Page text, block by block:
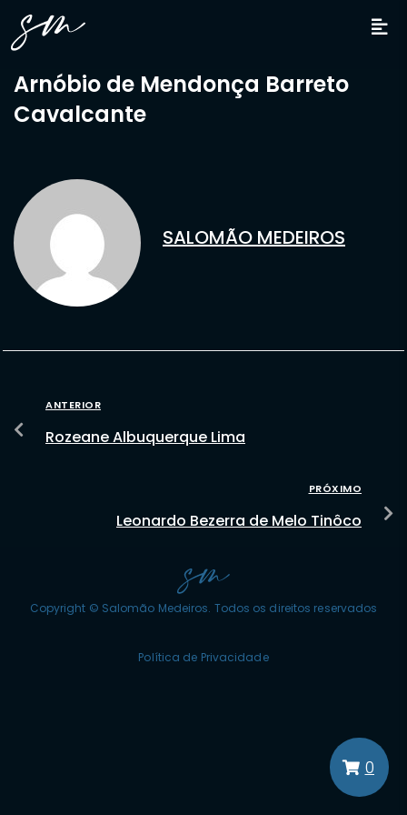
Arnóbio de Mendonça Barreto
Cavalcante
SALOMÃO MEDEIROS
ANTERIOR
Rozeane Albuquerque Lima
PRÓXIMO
Leonardo Bezerra de Melo Tinôco
Copyright © Salomão Medeiros. Todos os direitos reservados
Política de Privacidade
0